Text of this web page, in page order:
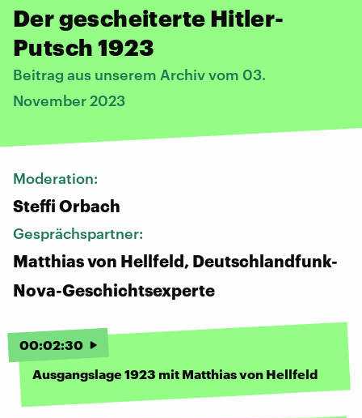
Der gescheiterte Hitler-
Putsch 1923
Beitrag aus unserem Archiv vom 03.
November 2023
Moderation:
Steffi Orbach
Gesprächspartner:
Matthias von Hellfeld, Deutschlandfunk-
Nova-Geschichtsexperte
00:02:30
Ausgangslage 1923 mit Matthias von Hellfeld